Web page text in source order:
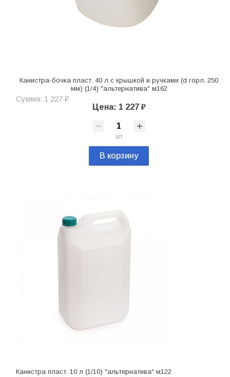
Канистра-бочка пласт. 40 л с крышкой и ручками (d горл. 250
мм) (1/4) "альтернатива" м162
Сумма: 1 227 ₽
Цена: 1 227 ₽
шт
В корзину
Канистра пласт. 10 л (1/10) "альтернатива" м122